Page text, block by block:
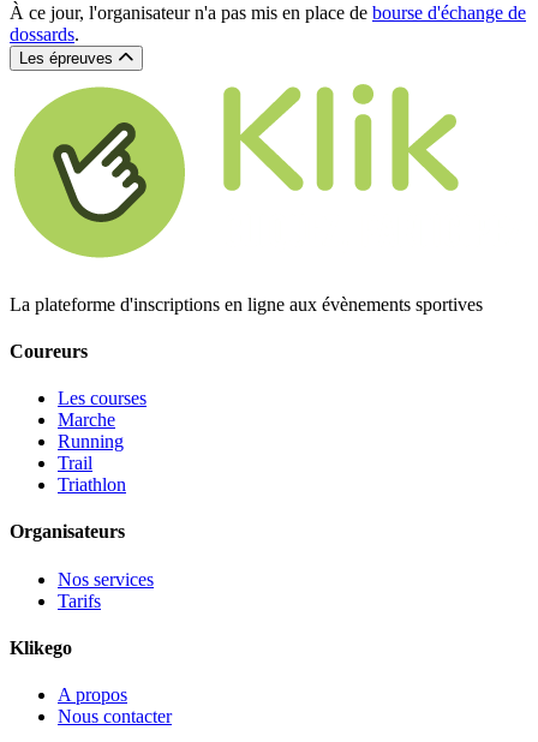
À ce jour, l'organisateur n'a pas mis en place de bourse d'échange de
dossards.
Les épreuves
La plateforme d'inscriptions en ligne aux évènements sportives
Coureurs
Les courses
Marche
Running
Trail
Triathlon
Organisateurs
Nos services
Tarifs
Klikego
A propos
Nous contacter